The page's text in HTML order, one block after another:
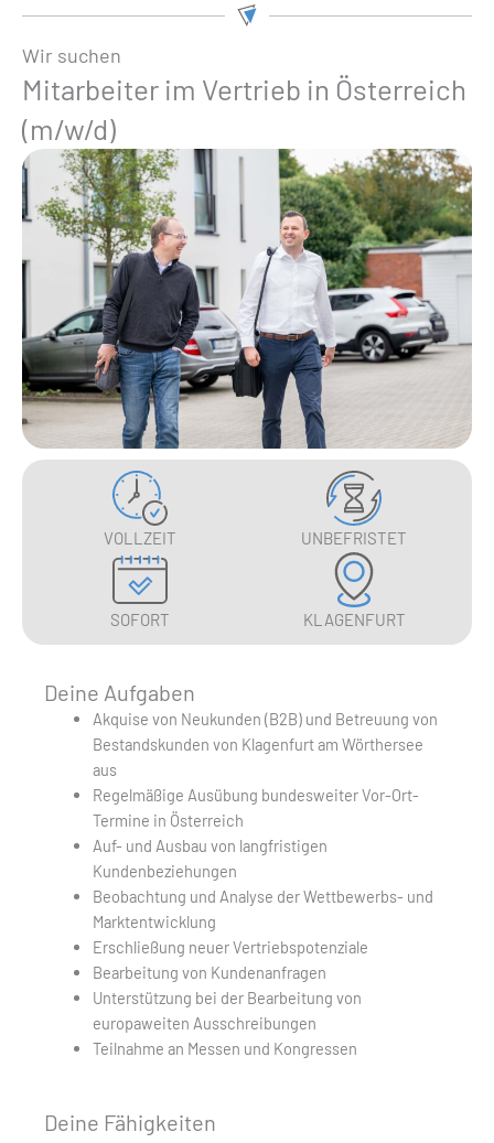
Wir suchen
Mitarbeiter im Vertrieb in Österreich
(m/w/d)
VOLLZEIT UNBEFRISTET
SOFORT KLAGENFURT
Deine Aufgaben
Akquise von Neukunden (B2B) und Betreuung von
Bestandskunden von Klagenfurt am Wörthersee
aus
Regelmäßige Ausübung bundesweiter Vor-Ort-
Termine in Österreich
Auf- und Ausbau von langfristigen
Kundenbeziehungen
Beobachtung und Analyse der Wettbewerbs- und
Marktentwicklung
Erschließung neuer Vertriebspotenziale
Bearbeitung von Kundenanfragen
Unterstützung bei der Bearbeitung von
europaweiten Ausschreibungen
Teilnahme an Messen und Kongressen
Deine Fähigkeiten